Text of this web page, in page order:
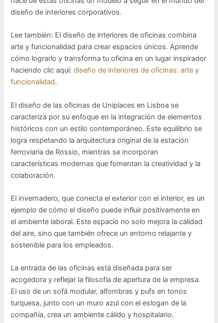
diseño de interiores corporativos.
Lee también: El diseño de interiores de oficinas combina
arte y funcionalidad para crear espacios únicos. Aprende
cómo lograrlo y transforma tu oficina en un lugar inspirador
haciendo clic aquí:diseño de interiores de oficinas: arte y
funcionalidad.
El diseño de las oficinas de Uniplaces en Lisboa se
caracteriza por su enfoque en la integración de elementos
históricos con un estilo contemporáneo. Este equilibrio se
logra respetando la arquitectura original de la estación
ferroviaria de Rossio, mientras se incorporan
características modernas que fomentan la creatividad y la
colaboración.
El invernadero, que conecta el exterior con el interior, es un
ejemplo de cómo el diseño puede influir positivamente en
el ambiente laboral. Este espacio no solo mejora la calidad
del aire, sino que también ofrece un entorno relajante y
sostenible para los empleados.
La entrada de las oficinas está diseñada para ser
acogedora y reflejar la filosofía de apertura de la empresa.
El uso de un sofá modular, alfombras y pufs en tonos
turquesa, junto con un muro azul con el eslogan de la
compañía, crea un ambiente cálido y hospitalario.